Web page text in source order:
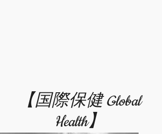
【国際保健 Global
Health】